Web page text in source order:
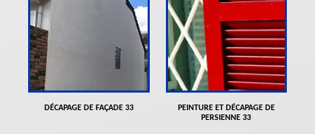
DÉCAPAGE DE FAÇADE 33
PEINTURE ET DÉCAPAGE DE
PERSIENNE 33